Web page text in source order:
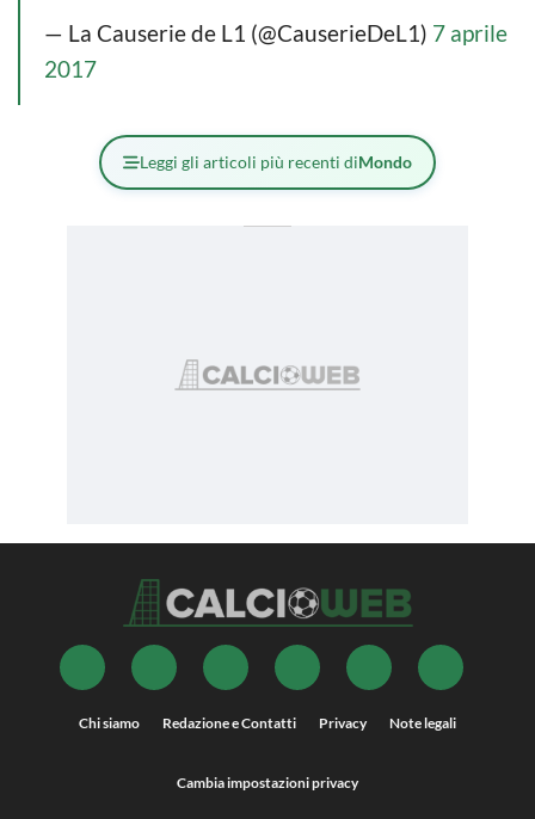
— La Causerie de L1 (@CauserieDeL1) 7 aprile
2017
Leggi gli articoli più recenti diMondo
Chi siamo Redazione e Contatti Privacy Note legali
Cambia impostazioni privacy